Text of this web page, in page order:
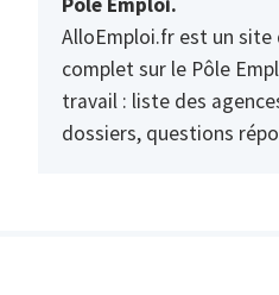
AlloEmploi.fr est un site
complet sur le Pôle
travail : liste des
dossiers, questions